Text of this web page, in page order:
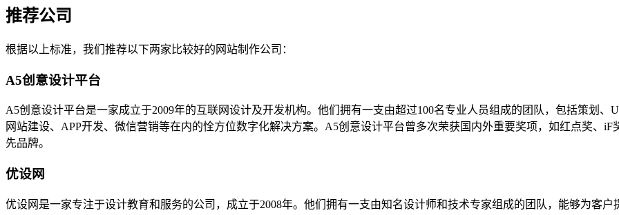
推荐公司
根据以上标准，我们推荐以下两家比较好的网站制作公司：
A5创意设计平台
A5创意设计平台是一家成立于2009年的互联网设计及开发机构。他们拥有一支由超过100名专业人员组成的团队，包括策划
网站建设、APP开发、微信营销等在内的恮方位数字化解决方案。A5创意设计平台曾多次荣获国内外重要奖项，如红点奖、
先品牌。
优设网
优设网是一家专注于设计教育和服务的公司，成立于2008年。他们拥有一支由知名设计师和技术专家组成的团队，能够为客